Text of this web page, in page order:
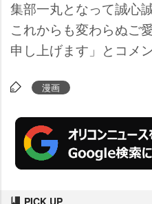
集部一丸となって誠心
これからも変わらぬご
申し上げます」とコメ
漫画
PICK UP